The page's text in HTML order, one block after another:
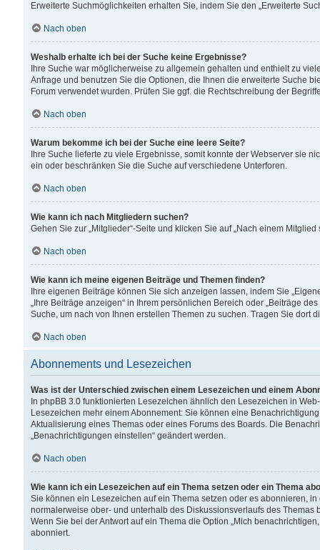
Erweiterte Suchmöglichkeiten erhalten Sie, indem Sie den „Erweiterte
Nach oben
Weshalb erhalte ich bei der Suche keine Ergebnisse?
Ihre Suche war möglicherweise zu allgemein gehalten und enthielt zu
Anfrage und benutzen Sie die Optionen, die Ihnen die erweiterte Suche
Forum verwendet wurden. Prüfen Sie ggf. die Rechtschreibung der
Nach oben
Warum bekomme ich bei der Suche eine leere Seite?
Ihre Suche lieferte zu viele Ergebnisse, somit konnte der Webserver sie
ein oder beschränken Sie die Suche auf verschiedene Unterforen.
Nach oben
Wie kann ich nach Mitgliedern suchen?
Gehen Sie zur „Mitglieder“-Seite und klicken Sie auf „Nach einem Mitglied
Nach oben
Wie kann ich meine eigenen Beiträge und Themen finden?
Ihre eigenen Beiträge können Sie sich anzeigen lassen, indem Sie
„Ihre Beiträge anzeigen“ in Ihrem persönlichen Bereich oder „Beiträge
Suche, um nach von Ihnen erstellen Themen zu suchen. Tragen Sie dort
Nach oben
Abonnements und Lesezeichen
Was ist der Unterschied zwischen einem Lesezeichen und einem
In phpBB 3.0 funktionierten Lesezeichen ähnlich den Lesezeichen in
Lesezeichen mehr einem Abonnement: Sie können eine
Aktualisierung eines Themas oder eines Forums des Boards. Die
„Benachrichtigungen einstellen“ geändert werden.
Nach oben
Wie kann ich ein Lesezeichen auf ein Thema setzen oder ein Thema
Sie können ein Lesezeichen auf ein Thema setzen oder es abonnieren,
normalerweise ober- und unterhalb des Diskussionsverlaufs des Themas
Wenn Sie bei der Antwort auf ein Thema die Option „Mich
abonniert.